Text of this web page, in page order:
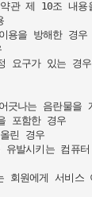
관 제 10조 내
용을 방해한 경우
요구가 있는 경우
나는 음란물을
포함한 경우
린 경우
발시키는 컴퓨
원에게 서비